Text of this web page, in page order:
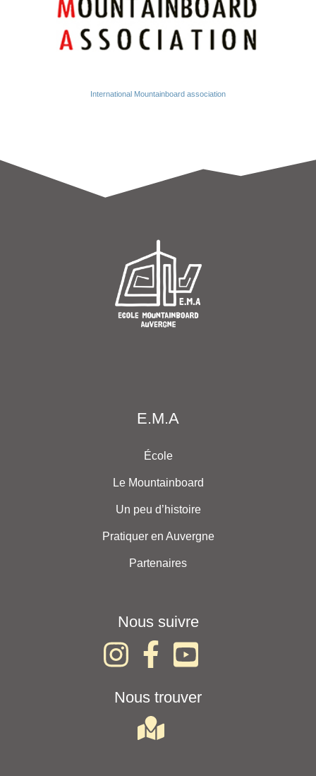
International Mountainboard association
E.M.A
École
Le Mountainboard
Un peu d’histoire
Pratiquer en Auvergne
Partenaires
Nous suivre
Nous trouver